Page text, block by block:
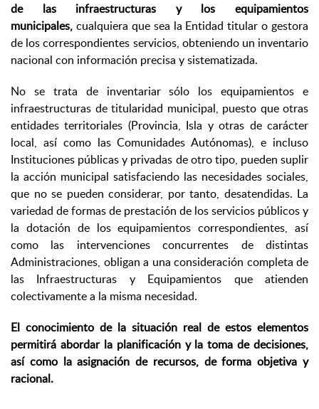
de las infraestructuras y los equipamientos
municipales, cualquiera que sea la Entidad titular o gestora
de los correspondientes servicios, obteniendo un inventario
nacional con información precisa y sistematizada.
No se trata de inventariar sólo los equipamientos e
infraestructuras de titularidad municipal, puesto que otras
entidades territoriales (Provincia, Isla y otras de carácter
local, así como las Comunidades Autónomas), e incluso
Instituciones públicas y privadas de otro tipo, pueden suplir
la acción municipal satisfaciendo las necesidades sociales,
que no se pueden considerar, por tanto, desatendidas. La
variedad de formas de prestación de los servicios públicos y
la dotación de los equipamientos correspondientes, así
como las intervenciones concurrentes de distintas
Administraciones, obligan a una consideración completa de
las Infraestructuras y Equipamientos que atienden
colectivamente a la misma necesidad.
El conocimiento de la situación real de estos elementos
permitirá abordar la planificación y la toma de decisiones,
así como la asignación de recursos, de forma objetiva y
racional.